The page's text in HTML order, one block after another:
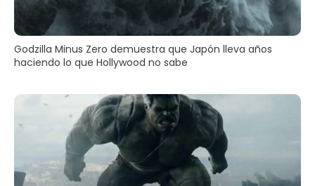
Godzilla Minus Zero demuestra que Japón lleva años
haciendo lo que Hollywood no sabe